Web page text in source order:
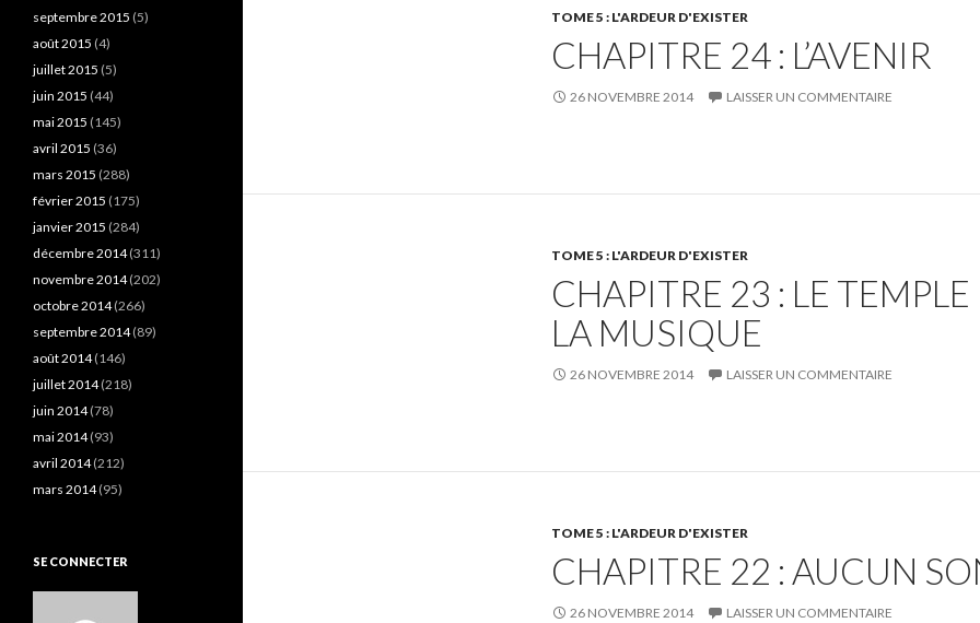
TOME 5 : L'ARDEUR D'EXISTER
CHAPITRE 24 : L’AVENIR
26 NOVEMBRE 2014 LAISSER UN COMMENTAIRE
TOME 5 : L'ARDEUR D'EXISTER
CHAPITRE 23 : LE TEMPLE
LA MUSIQUE
26 NOVEMBRE 2014 LAISSER UN COMMENTAIRE
TOME 5 : L'ARDEUR D'EXISTER
CHAPITRE 22 : AUCUN
26 NOVEMBRE 2014 LAISSER UN COMMENTAIRE
septembre 2015 (5)
août 2015 (4)
juillet 2015 (5)
juin 2015 (44)
mai 2015 (145)
avril 2015 (36)
mars 2015 (288)
février 2015 (175)
janvier 2015 (284)
décembre 2014(311)
novembre 2014(202)
octobre 2014(266)
septembre 2014(89)
août 2014(146)
juillet 2014(218)
juin 2014(78)
mai 2014(93)
avril 2014(212)
mars 2014(95)
SE CONNECTER